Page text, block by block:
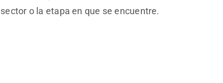
o la etapa en que se encuentre.